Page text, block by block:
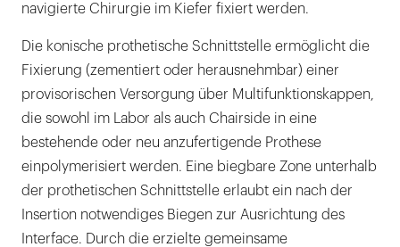
navigierte Chirurgie im Kiefer fixiert werden.
Die konische prothetische Schnittstelle ermöglicht die
Fixierung (zementiert oder herausnehmbar) einer
provisorischen Versorgung über Multifunktionskappen,
die sowohl im Labor als auch Chairside in eine
bestehende oder neu anzufertigende Prothese
einpolymerisiert werden. Eine biegbare Zone unterhalb
der prothetischen Schnittstelle erlaubt ein nach der
Insertion notwendiges Biegen zur Ausrichtung des
Interface. Durch die erzielte gemeinsame